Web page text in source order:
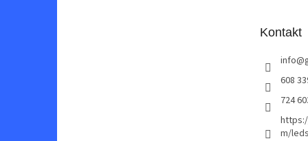
Kontakt
info@
608
724
m/